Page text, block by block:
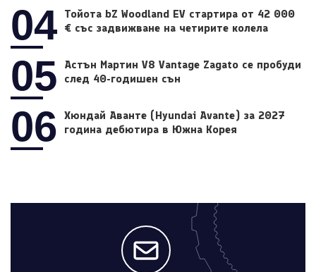
04 Тойота bZ Woodland EV стартира от 42 000
€ със задвижване на четирите колела
05
Астън Мартин V8 Vantage Zagato се пробуди
след 40-годишен сън
06
Хюндай Аванте (Hyundai Avante) за 2027
година дебютира в Южна Корея